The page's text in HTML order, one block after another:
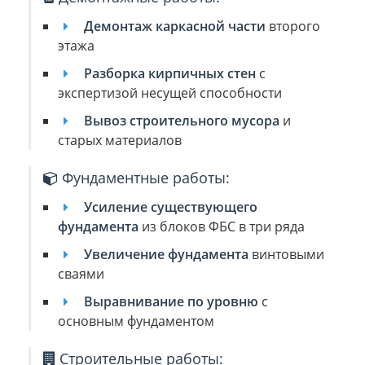
Демонтаж каркасной части второго
этажа
Разборка кирпичных стен с
экспертизой несущей способности
Вывоз строительного мусора и
старых материалов
Фундаментные работы:
Усиление существующего
фундамента из блоков ФБС в три ряда
Увеличение фундамента винтовыми
сваями
Выравнивание по уровню с
основным фундаментом
Строительные работы: